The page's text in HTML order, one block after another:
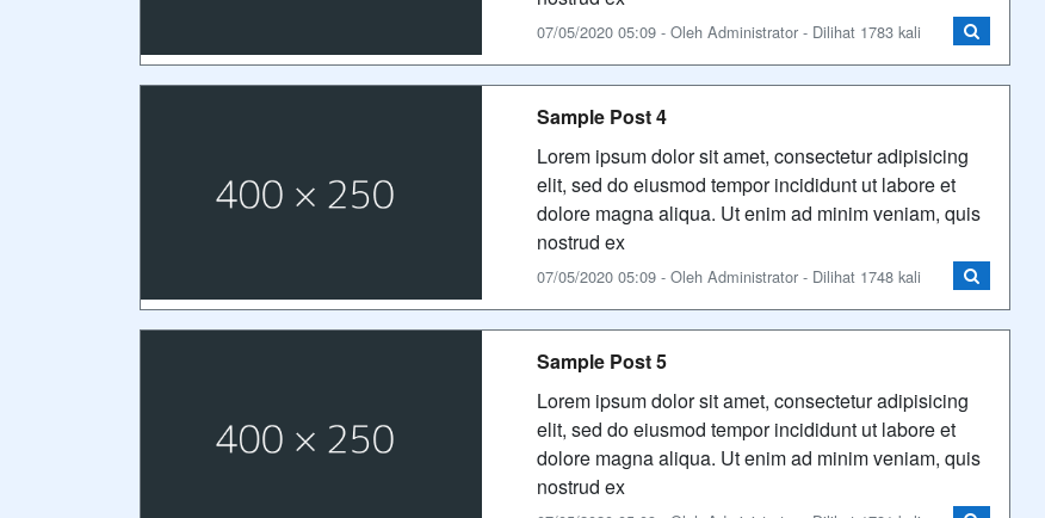
07/05/2020 05:09 - Oleh Administrator - Dilihat 1783 kali
Sample Post 4
Lorem ipsum dolor sit amet, consectetur adipisicing
elit, sed do eiusmod tempor incididunt ut labore et
dolore magna aliqua. Ut enim ad minim veniam, quis
nostrud ex
07/05/2020 05:09 - Oleh Administrator - Dilihat 1748 kali
Sample Post 5
Lorem ipsum dolor sit amet, consectetur adipisicing
elit, sed do eiusmod tempor incididunt ut labore et
dolore magna aliqua. Ut enim ad minim veniam, quis
nostrud ex